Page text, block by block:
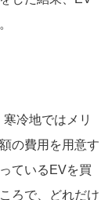
冷地ではメリ
の費用を用意す
ているEVを買
ろで、どれだけ